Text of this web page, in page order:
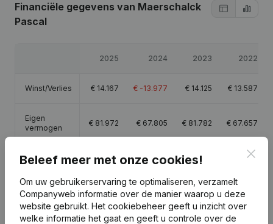
Financiële gegevens van Maerschalck
Pascal
2025 2024 2023 2022
Winst/Verlies € 14.167 € -13.977 € 14.125 € 13.587
Eigen
vermogen
€ 81.972 € 67.805 € 81.782 € 67.657
Brutomarge € 35.396 €10.873 €48.139 30.519
Personeel
Beleef meer met onze cookies!
Om uw gebruikerservaring te optimaliseren, verzamelt
Companyweb informatie over de manier waarop u deze
website gebruikt. Het cookiebeheer geeft u inzicht over
welke informatie het gaat en geeft u controle over de